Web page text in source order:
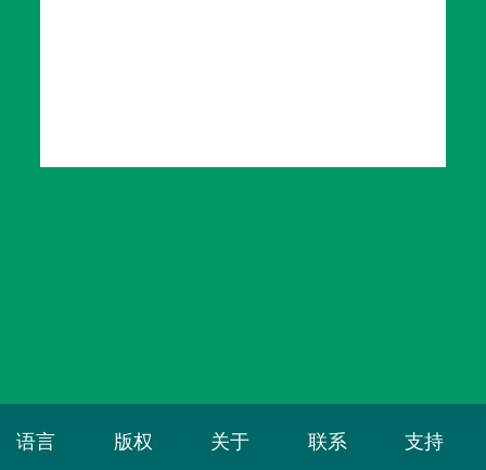
语言 版权 关于 联系 支持